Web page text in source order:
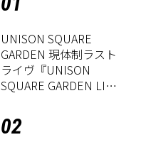
UNISON SQUARE
GARDEN 現体制ラスト
ライヴ『UNISON
SQUARE GARDEN LIVE
Period」』レポート
02